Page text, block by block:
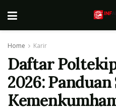
Home Karir
Daftar
2026: